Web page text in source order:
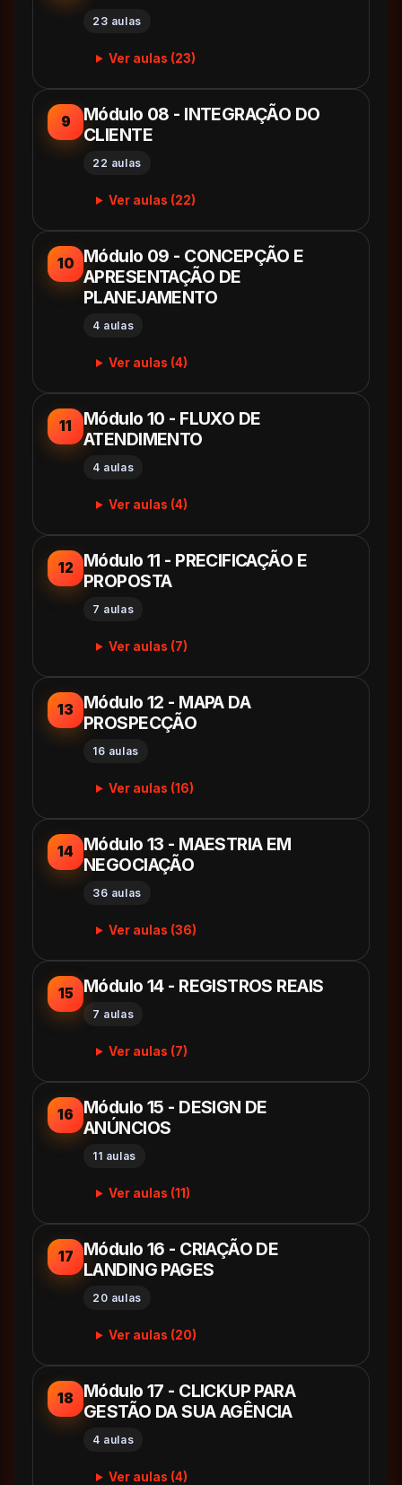
23 aulas
Ver aulas (23)
9
Módulo 08 - INTEGRAÇÃO DO
CLIENTE
22 aulas
Ver aulas (22)
10
Módulo 09 - CONCEPÇÃO E
APRESENTAÇÃO DE
PLANEJAMENTO
4 aulas
Ver aulas (4)
11
Módulo 10 - FLUXO DE
ATENDIMENTO
4 aulas
Ver aulas (4)
12
Módulo 11 - PRECIFICAÇÃO E
PROPOSTA
7 aulas
Ver aulas (7)
13
Módulo 12 - MAPA DA
PROSPECÇÃO
16 aulas
Ver aulas (16)
14
Módulo 13 - MAESTRIA EM
NEGOCIAÇÃO
36 aulas
Ver aulas (36)
15 Módulo 14 - REGISTROS REAIS
7 aulas
Ver aulas (7)
16
Módulo 15 - DESIGN DE
ANÚNCIOS
11 aulas
Ver aulas (11)
17
Módulo 16 - CRIAÇÃO DE
LANDING PAGES
20 aulas
Ver aulas (20)
18
Módulo 17 - CLICKUP PARA
GESTÃO DA SUA AGÊNCIA
4 aulas
Ver aulas (4)